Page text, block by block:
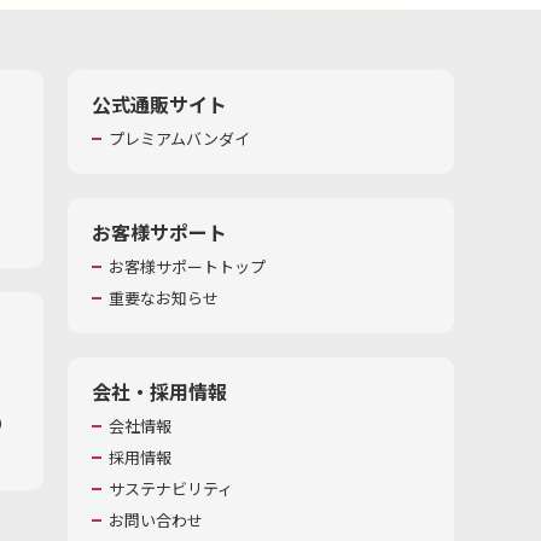
公式通販サイト
プレミアムバンダイ
お客様サポート
お客様サポートトップ
重要なお知らせ
会社・採用情報
会社情報
採用情報
サステナビリティ
お問い合わせ